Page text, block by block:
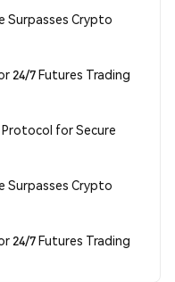
Surpasses Crypto
24/7 Futures Trading
Protocol for Secure
Surpasses Crypto
24/7 Futures Trading